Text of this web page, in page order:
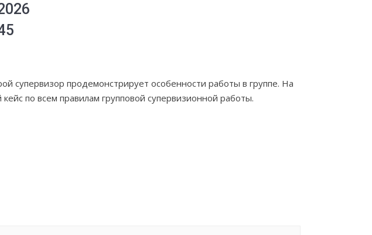
супервизор продемонстрирует особенности работы в группе. На
по всем правилам групповой супервизионной работы.